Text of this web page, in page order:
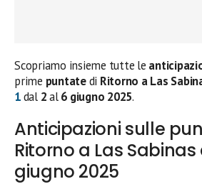
Scopriamo insieme tutte le
prime puntatedi Ritorno a Las
1dal2al6 giugno 2025.
Anticipazioni sulle
Ritorno a Las
giugno 2025